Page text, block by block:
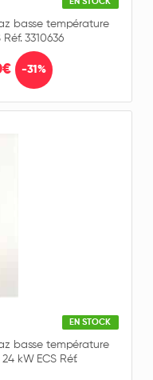
basse température
3310636
-31%
EN STOCK
basse température
kW ECS Réf.